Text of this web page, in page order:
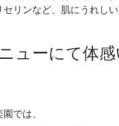
セリンなど、肌にうれし
ューにて体
では、